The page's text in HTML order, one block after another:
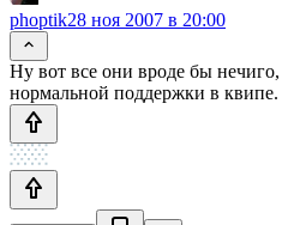
phoptik28 ноя 2007 в 20:00
Ну вот все они вроде бы
нормальной поддержки в квипе.